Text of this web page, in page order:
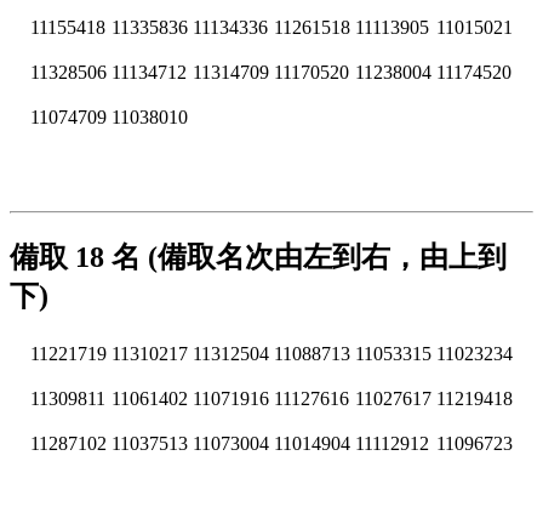
11155418 11335836 11134336 11261518 11113905 11015021
11328506 11134712 11314709 11170520 11238004 11174520
11074709 11038010
備取 18 名 (備取名次由左到右，由上到
下)
11221719 11310217 11312504 11088713 11053315 11023234
11309811 11061402 11071916 11127616 11027617 11219418
11287102 11037513 11073004 11014904 11112912 11096723